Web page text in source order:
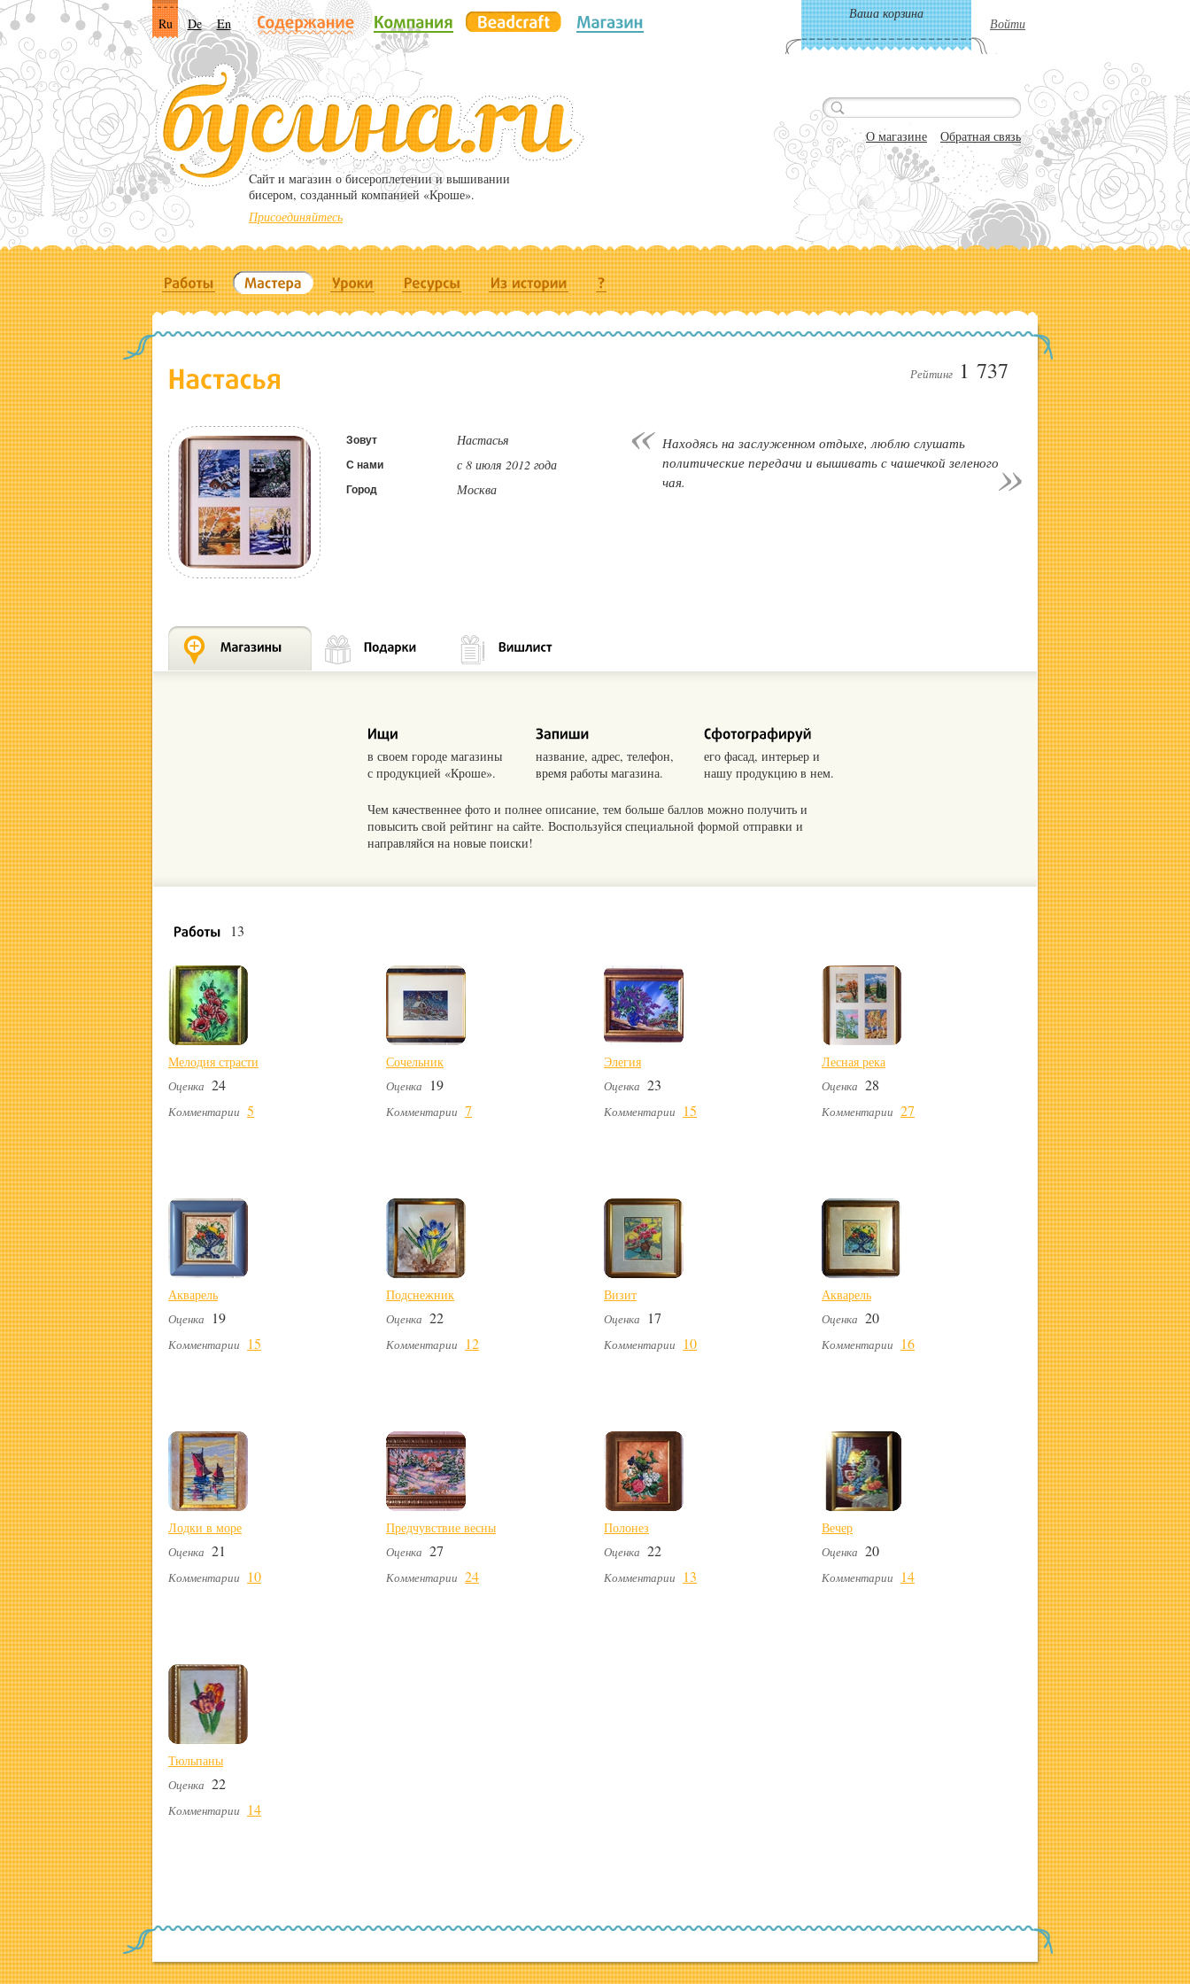
Ru De En
Ваша корзина
Войти
Cайт и магазин о бисероплетении и вышивании
бисером, созданный компанией «Кроше».
Присоединяйтесь
О магазине Обратная связь
Рейтинг 1 737
Зовут Настасья
С нами с 8 июля 2012 года
Город Москва
Находясь на заслуженном отдыхе, люблю слушать
политические передачи и вышивать с чашечкой зеленого
чая.
в своем городе магазины
с продукцией «Кроше».
название, адрес, телефон,
время работы магазина.
его фасад, интерьер и
нашу продукцию в нем.
Чем качественнее фото и полнее описание, тем больше баллов можно получить и
повысить свой рейтинг на сайте. Воспользуйся специальной формой отправки и
направляйся на новые поиски!
13
Мелодия страсти
Оценка 24
Комментарии 5
Сочельник
Оценка 19
Комментарии 7
Элегия
Оценка 23
Комментарии 15
Лесная река
Оценка 28
Комментарии 27
Акварель
Оценка 19
Комментарии 15
Подснежник
Оценка 22
Комментарии 12
Визит
Оценка 17
Комментарии 10
Акварель
Оценка 20
Комментарии 16
Лодки в море
Оценка 21
Комментарии 10
Предчувствие весны
Оценка 27
Комментарии 24
Полонез
Оценка 22
Комментарии 13
Вечер
Оценка 20
Комментарии 14
Тюльпаны
Оценка 22
Комментарии 14